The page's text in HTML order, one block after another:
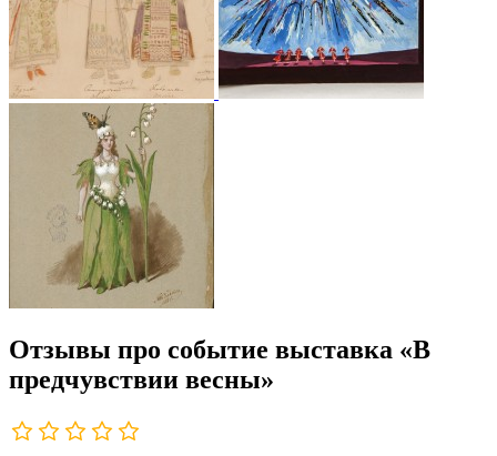
Отзывы про событие выставка «В
предчувствии весны»